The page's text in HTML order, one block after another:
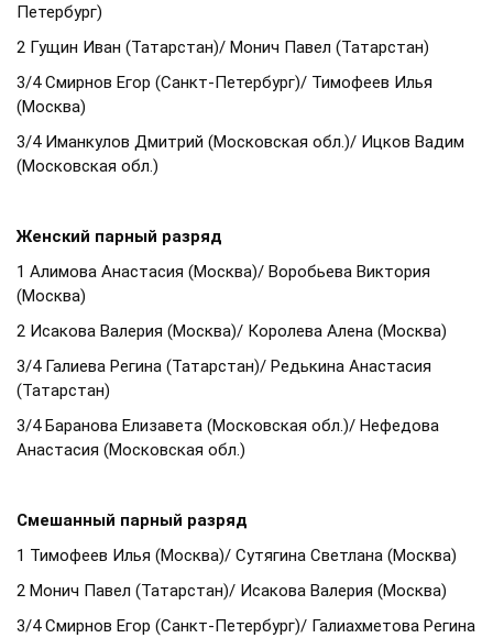
Петербург)
2 Гущин Иван (Татарстан)/ Монич Павел (Татарстан)
3/4 Смирнов Егор (Санкт-Петербург)/ Тимофеев Илья
(Москва)
3/4 Иманкулов Дмитрий (Московская обл.)/ Ицков Вадим
(Московская обл.)
Женский парный разряд
1 Алимова Анастасия (Москва)/ Воробьева Виктория
(Москва)
2 Исакова Валерия (Москва)/ Королева Алена (Москва)
3/4 Галиева Регина (Татарстан)/ Редькина Анастасия
(Татарстан)
3/4 Баранова Елизавета (Московская обл.)/ Нефедова
Анастасия (Московская обл.)
Смешанный парный разряд
1 Тимофеев Илья (Москва)/ Сутягина Светлана (Москва)
2 Монич Павел (Татарстан)/ Исакова Валерия (Москва)
3/4 Смирнов Егор (Санкт-Петербург)/ Галиахметова Регина